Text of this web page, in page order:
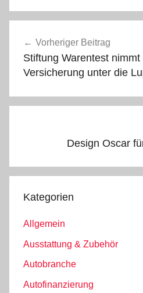
Vorheriger Beitrag
Stiftung Warentest
Versicherung unter die
Design Oscar
Kategorien
Allgemein
Ausstattung & Zubehör
Autobranche
Autofinanzierung